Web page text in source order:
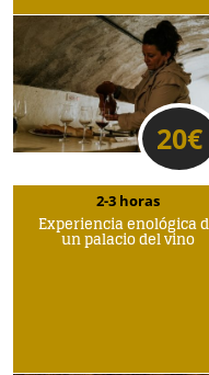
20€
2-3 horas
Experiencia enológica
un palacio del vino